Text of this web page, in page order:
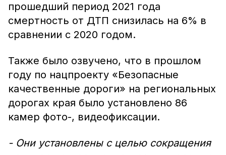
прошедший период 2021 года
смертность от ДТП снизилась на 6% в
сравнении с 2020 годом.
Также было озвучено, что в прошлом
году по нацпроекту «Безопасные
качественные дороги» на региональных
дорогах края было установлено 86
камер фото-, видеофиксации.
- Они установлены с целью сокращения